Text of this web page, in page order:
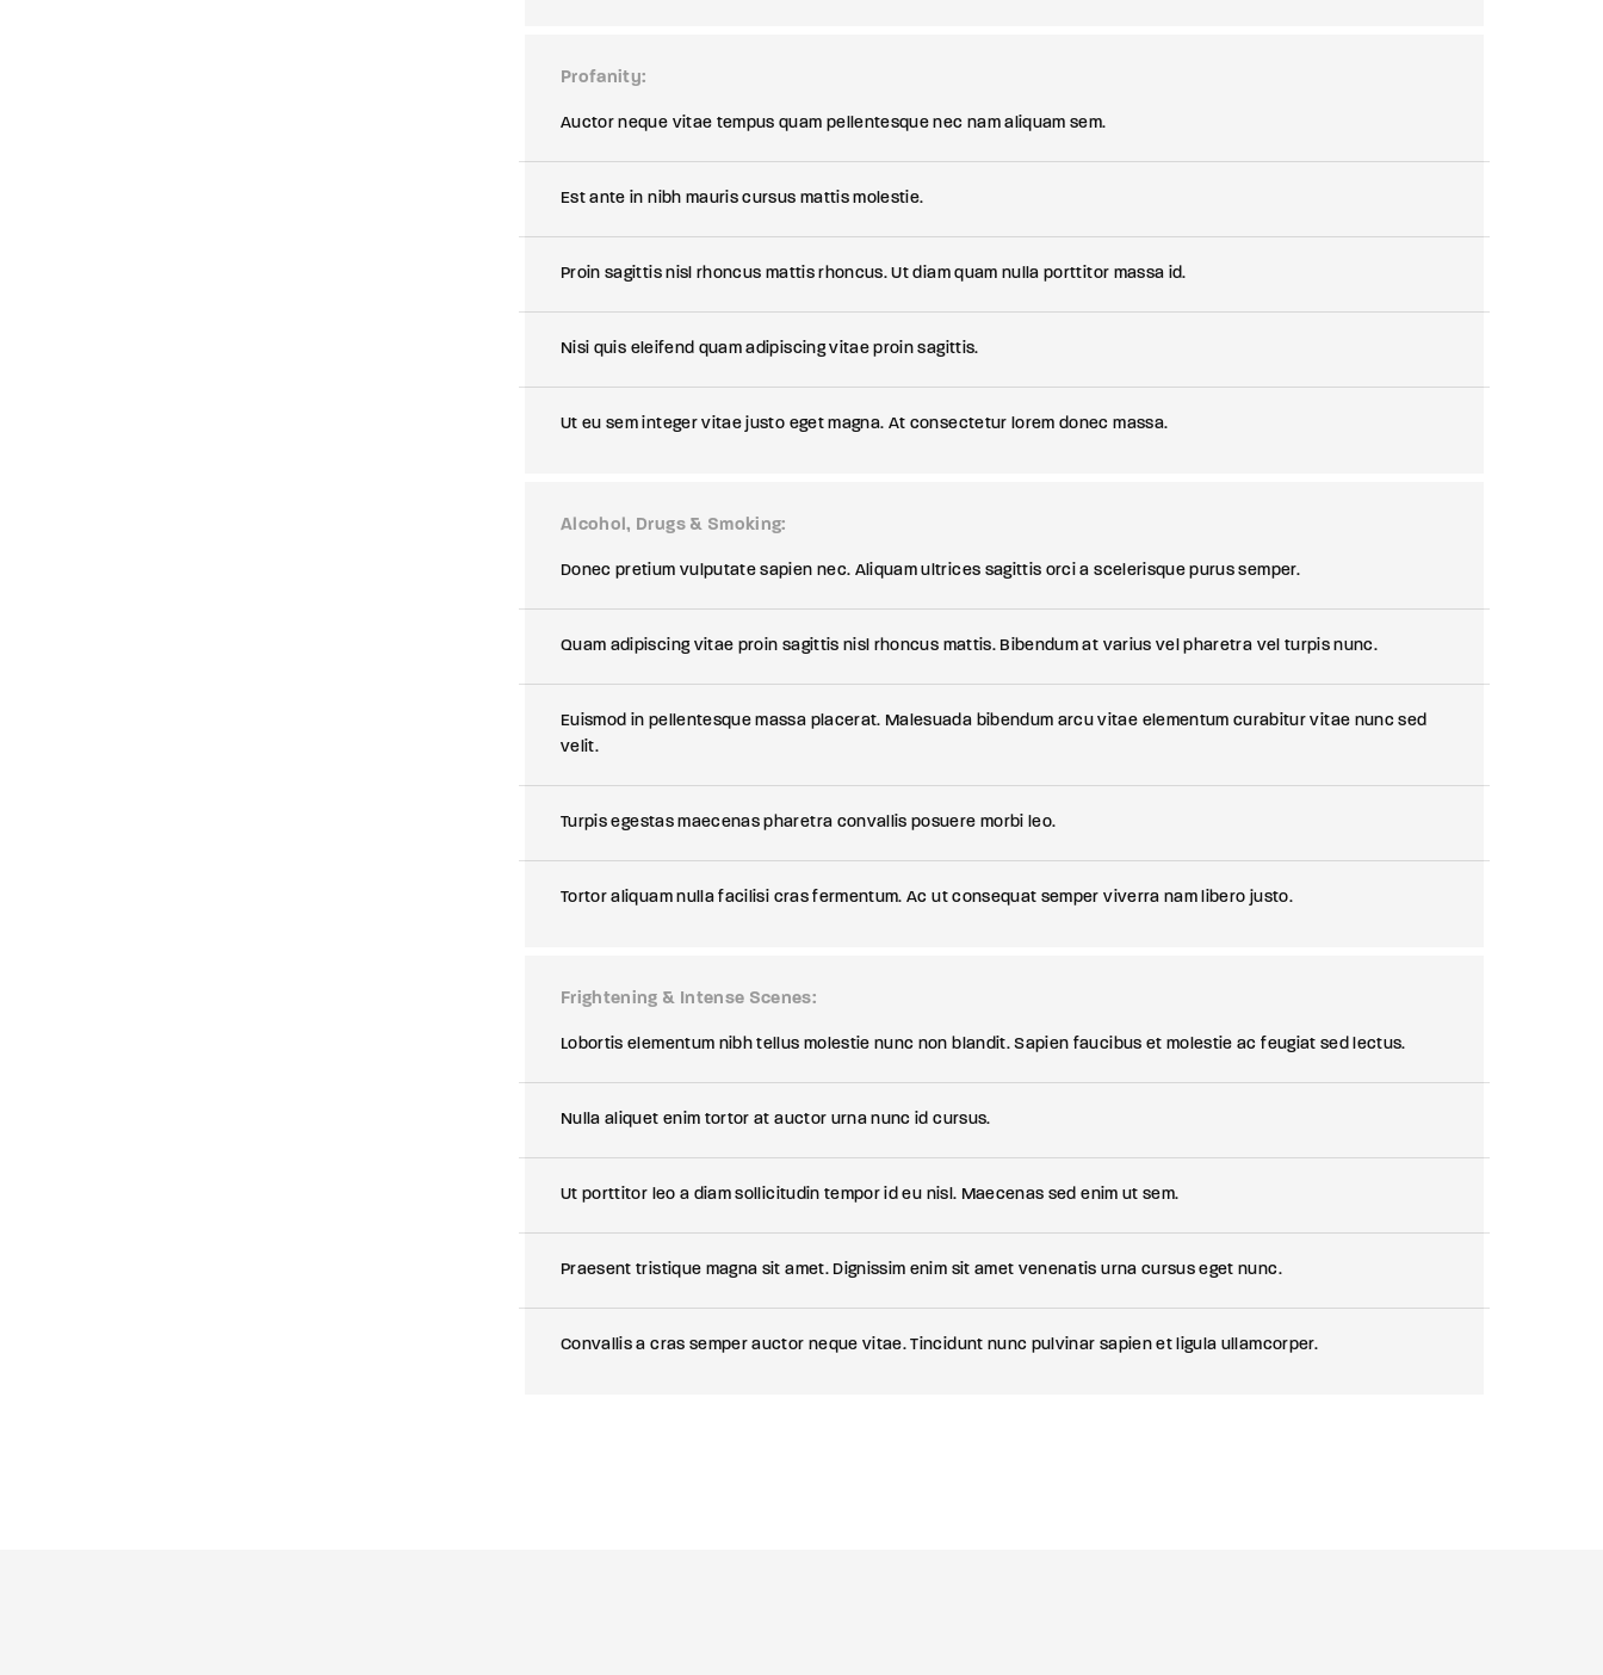
Profanity
Auctor neque vitae tempus quam pellentesque nec nam aliquam sem.
Est ante in nibh mauris cursus mattis molestie.
Proin sagittis nisl rhoncus mattis rhoncus. Ut diam quam nulla porttitor massa id.
Nisi quis eleifend quam adipiscing vitae proin sagittis.
Ut eu sem integer vitae justo eget magna. At consectetur lorem donec massa.
Alcohol, Drugs & Smoking
Donec pretium vulputate sapien nec. Aliquam ultrices sagittis orci a scelerisque purus semper.
Quam adipiscing vitae proin sagittis nisl rhoncus mattis. Bibendum at varius vel pharetra vel turpis nunc.
Euismod in pellentesque massa placerat. Malesuada bibendum arcu vitae elementum curabitur vitae nunc sed
velit.
Turpis egestas maecenas pharetra convallis posuere morbi leo.
Tortor aliquam nulla facilisi cras fermentum. Ac ut consequat semper viverra nam libero justo.
Frightening & Intense Scenes
Lobortis elementum nibh tellus molestie nunc non blandit. Sapien faucibus et molestie ac feugiat sed lectus.
Nulla aliquet enim tortor at auctor urna nunc id cursus.
Ut porttitor leo a diam sollicitudin tempor id eu nisl. Maecenas sed enim ut sem.
Praesent tristique magna sit amet. Dignissim enim sit amet venenatis urna cursus eget nunc.
Convallis a cras semper auctor neque vitae. Tincidunt nunc pulvinar sapien et ligula ullamcorper.